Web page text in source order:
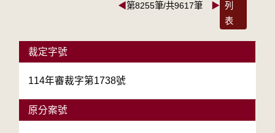
◀第8255筆/共9617筆 ▶ 列
表
裁定字號
114年審裁字第1738號
原分案號